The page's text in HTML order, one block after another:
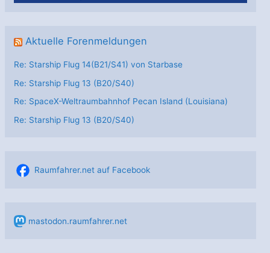
Aktuelle Forenmeldungen
Re: Starship Flug 14(B21/S41) von Starbase
Re: Starship Flug 13 (B20/S40)
Re: SpaceX-Weltraumbahnhof Pecan Island (Louisiana)
Re: Starship Flug 13 (B20/S40)
Raumfahrer.net auf Facebook
mastodon.raumfahrer.net